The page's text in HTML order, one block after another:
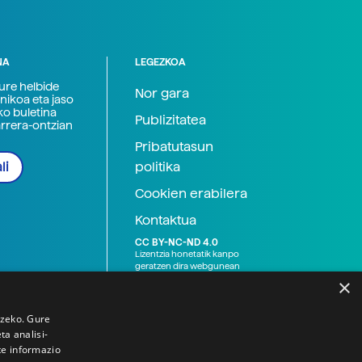
helbide
eta jaso
buletina
ontzian
LEGEZKOA
Nor gara
Publizitatea
Pribatutasun
politika
Cookien erabilera
Kontaktua
CC BY-NC-ND 4.0
Lizentzia honetatik kanpo
geratzen dira webgunean
×
Gure
analisi-
informazio